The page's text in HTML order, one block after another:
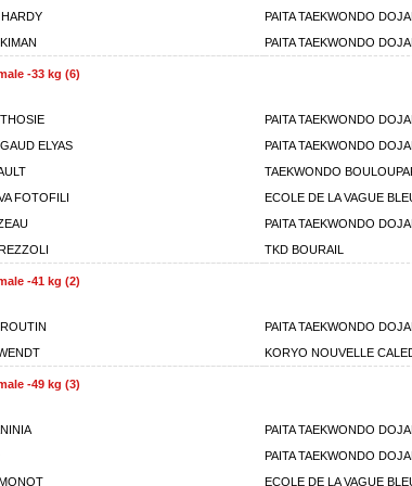
PAITA TAEKWONDO
PAITA TAEKWONDO
-33 kg (6)
PAITA TAEKWONDO
ELYAS
PAITA TAEKWONDO
TAEKWONDO
FOTOFILI
ECOLE DE LA VAGUE
PAITA TAEKWONDO
TKD BOURAIL
-41 kg (2)
PAITA TAEKWONDO
KORYO NOUVELLE
-49 kg (3)
PAITA TAEKWONDO
PAITA TAEKWONDO
ECOLE DE LA VAGUE